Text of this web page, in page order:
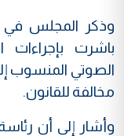
وذكر المجلس في
باشرت
الصوتي المنسوب
مخالفة للقانون.
وأشار إلى أن